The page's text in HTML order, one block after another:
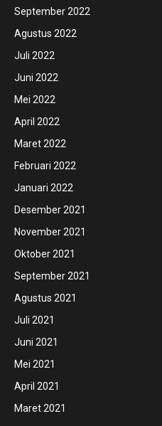
September 2022
Agustus 2022
Juli 2022
Juni 2022
Mei 2022
April 2022
Maret 2022
Februari 2022
Januari 2022
Desember 2021
November 2021
Oktober 2021
September 2021
Agustus 2021
Juli 2021
Juni 2021
Mei 2021
April 2021
Maret 2021